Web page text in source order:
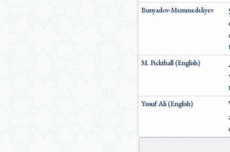
Bunyadov-Memmedeliyev
M. Pickthall (English)
Yusuf Ali (English)